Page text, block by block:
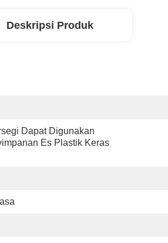
Deskripsi Produk
Dapat Digunakan
Es Plastik Keras